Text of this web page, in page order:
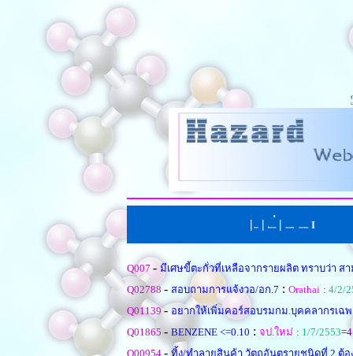
| | ่ | I
Q007 - มีเศษขี้ตะกั่วที่เหลือจากรายผลิต ทราบว่า ส
Q02788 - สอบถามการแจ้งวอ/อก.7 : Orathai : 4/2/
Q01139- อยากให้เพิ่มคอร์สอบรมกม.บุคคลากรเฉพ
Q01865 -BENZENE <=0.10 : จป.ใหม่ : 1/7/2553=4
Q00954 - ทิ้ง/ทำลายสินค้า วัตถุอันตรายชนิดที่ 2 ต้